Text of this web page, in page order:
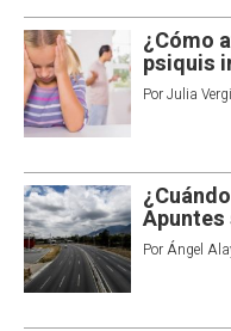
¿Cómo
psiquis
PorJulia
PorÁngel